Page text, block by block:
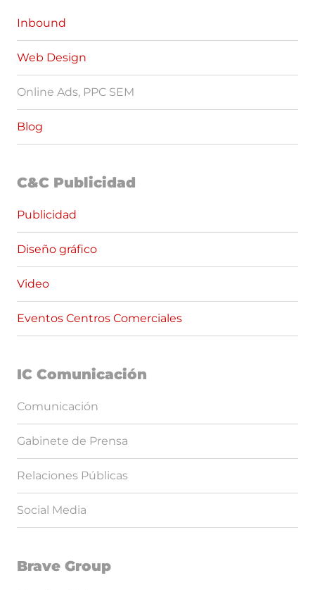
Inbound
Web Design
Online Ads, PPC SEM
Blog
C&C Publicidad
Publicidad
Diseño gráfico
Video
Eventos Centros Comerciales
IC Comunicación
Comunicación
Gabinete de Prensa
Relaciones Públicas
Social Media
Brave Group